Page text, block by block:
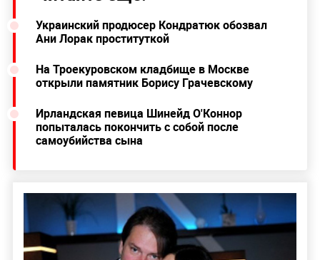
Украинский продюсер Кондратюк обозвал
Ани Лорак проституткой
На Троекуровском кладбище в Москве
открыли памятник Борису Грачевскому
Ирландская певица Шинейд О'Коннор
попыталась покончить с собой после
самоубийства сына